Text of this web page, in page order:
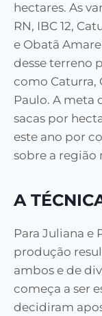
hectares. As
RN, IBC 12,
e Obatã
desse terreno
como Caturra,
Paulo. A meta
sacas por
este ano por
sobre a região
A
Para Juliana e
produção
ambos e de
começa a ser
decidiram